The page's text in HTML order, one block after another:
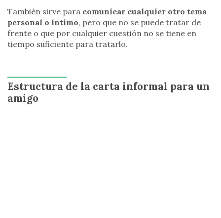
También sirve para comunicar cualquier otro tema
personal o íntimo, pero que no se puede tratar de
frente o que por cualquier cuestión no se tiene en
tiempo suficiente para tratarlo.
Estructura de la carta informal para un
amigo